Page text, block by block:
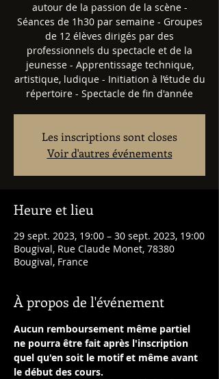
autour de la passion de la scène -
Séances de 1h30 par semaine ​- Groupes
de 12 élèves dirigés par des
professionnels du spectacle et de la
jeunesse - Apprentissage technique,
artistique, ludique - Initiation à l’étude du
répertoire - Spectacle de fin d'année
Les inscriptions sont closes
Voir d'autres événements
Heure et lieu
29 sept. 2023, 19:00 – 30 sept. 2023, 19:00
Bougival, Rue Claude Monet, 78380
Bougival, France
À propos de l'événement
Aucun remboursement même partiel
ne pourra être fait après l'inscription
quel qu'en soit le motif et même avant
le début des cours.